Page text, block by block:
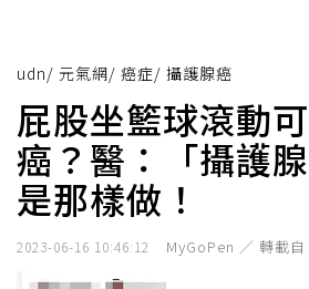
udn/ 元氣網/ 癌症/ 攝護腺癌
屁股坐籃球滾動
癌？醫：「攝護
是那樣做！
2023-06-16 10:46:12 MyGoPen ／ 轉載自